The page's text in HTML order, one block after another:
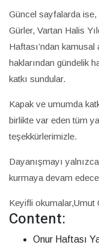
Güncel sayfalarda
Gürler, Vartan Halis
Haftası’ndan
haklarından gündelik
katkı sundular.
Kapak ve umumda
birlikte var eden tüm
teşekkürlerimizle.
Dayanışmayı
kurmaya devam
Keyifli okumalar,Umut
Content:
Onur Haftası